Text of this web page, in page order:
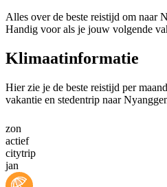
Alles over de beste reistijd om naar
Handig voor als je jouw volgende
Klimaatinformatie
Hier zie je de beste reistijd per
vakantie en stedentrip naar
zon
actief
citytrip
jan